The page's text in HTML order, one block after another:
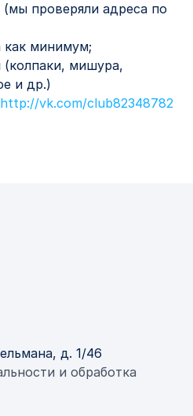
(мы проверяли адреса по
как минимум;
(колпаки, мишура,
и др.)
http://vk.com/club82348782
д. 1/46
и обработка